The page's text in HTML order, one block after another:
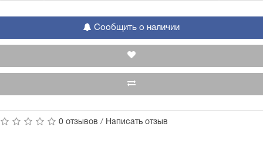
Сообщить о наличии
0 отзывов / Написать отзыв